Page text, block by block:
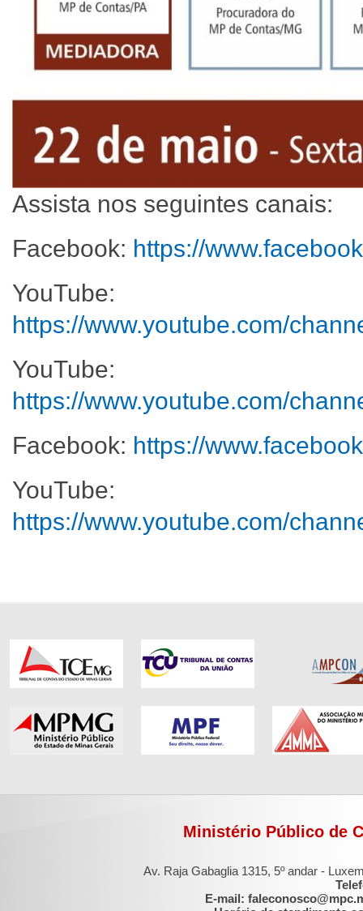
Assista nos seguintes canais:
Facebook: https://
YouTube:
https://www.youtube.com/
YouTube:
https://www.youtube.com/
Facebook: https://
YouTube:
https://www.youtube.com/
Ministério Público de
Av. Raja Gabaglia 1315, 5º andar -
E-mail: